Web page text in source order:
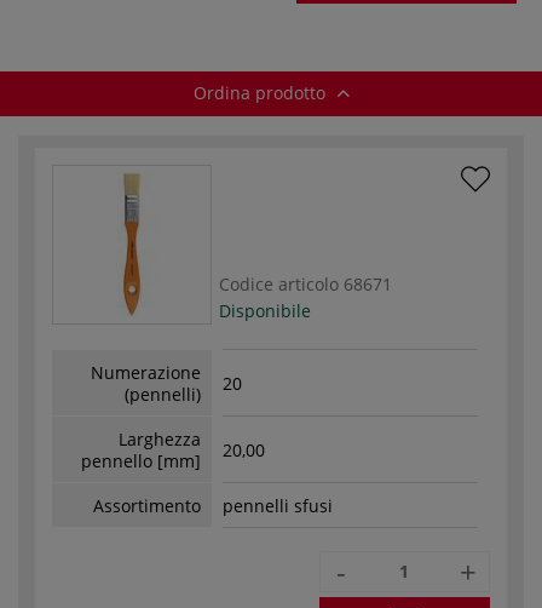
Ordina prodotto
Codice articolo 68671
Disponibile
Numerazione
(pennelli)
20
Larghezza
pennello [mm]
20,00
Assortimento pennelli sfusi
- +